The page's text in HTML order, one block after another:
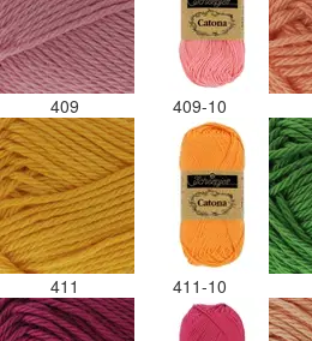
409 409-10
411 411-10